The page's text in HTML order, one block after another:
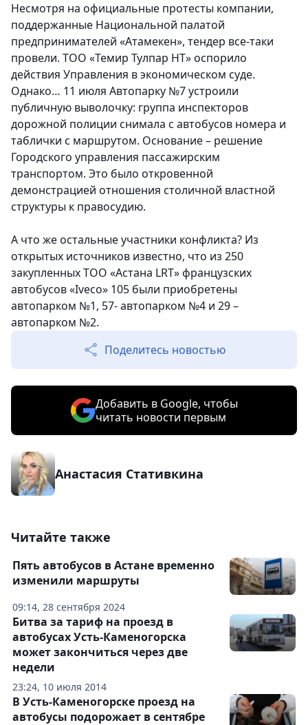
Несмотря на официальные протесты компании,
поддержанные Национальной палатой
предпринимателей «Атамекен», тендер все-таки
провели. ТОО «Темир Тулпар НТ» оспорило
действия Управления в экономическом суде.
Однако… 11 июля Автопарку №7 устроили
публичную выволочку: группа инспекторов
дорожной полиции снимала с автобусов номера и
таблички с маршрутом. Основание – решение
Городского управления пассажирским
транспортом. Это было откровенной
демонстрацией отношения столичной властной
структуры к правосудию.
А что же остальные участники конфликта? Из
открытых источников известно, что из 250
закупленных ТОО «Астана LRT» французских
автобусов «Iveco» 105 были приобретены
автопарком №1, 57- автопарком №4 и 29 –
автопарком №2.
Поделитесь новостью
Добавить в Google, чтобы
читать новости первым
Анастасия Стативкина
Читайте также
09:14, 28 сентября 2024
Пять автобусов в Астане временно
изменили маршруты
23:24, 10 июля 2014
Битва за тариф на проезд в
автобусах Усть-Каменогорска
может закончиться через две
недели
В Усть-Каменогорске проезд на
автобусы подорожает в сентябре